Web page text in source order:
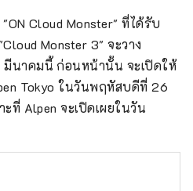
Cloud Monster" ที่ได้รับ
Monster 3" จะวาง
นาคมนี้ ก่อนหน้านั้น จะเปิดให้
Tokyo ในวันพฤหัสบดีที่ 26
ที่ Alpen จะเปิดเผยในวัน